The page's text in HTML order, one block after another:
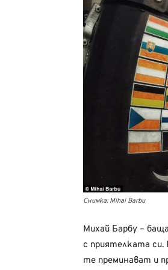
Снимка: Mihai Barbu
Михай Барбу –
с приятелката си.
те преминават и